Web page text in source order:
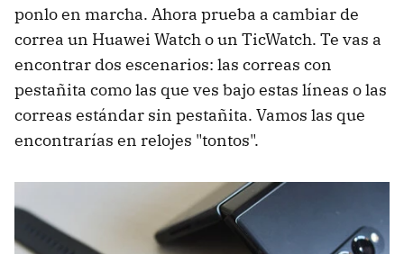
ponlo en marcha. Ahora prueba a cambiar de
correa un Huawei Watch o un TicWatch. Te vas a
encontrar dos escenarios: las correas con
pestañita como las que ves bajo estas líneas o las
correas estándar sin pestañita. Vamos las que
encontrarías en relojes "tontos".